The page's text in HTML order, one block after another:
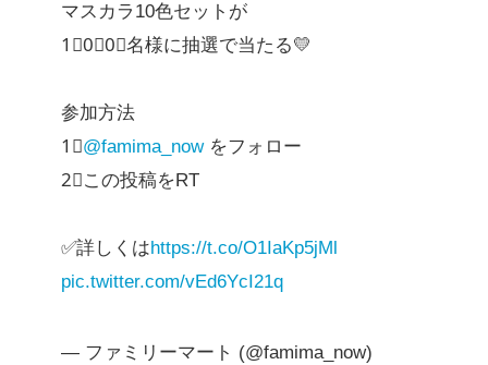
マスカラ10色セットが
1⃣0⃣0⃣名様に抽選で当たる💛
参加方法
1⃣@famima_nowをフォロー​
2⃣この投稿をRT
✅詳しくはhttps://t.co/O1IaKp5jMl
pic.twitter.com/vEd6YcI21q
— ファミリーマート (@famima_now)